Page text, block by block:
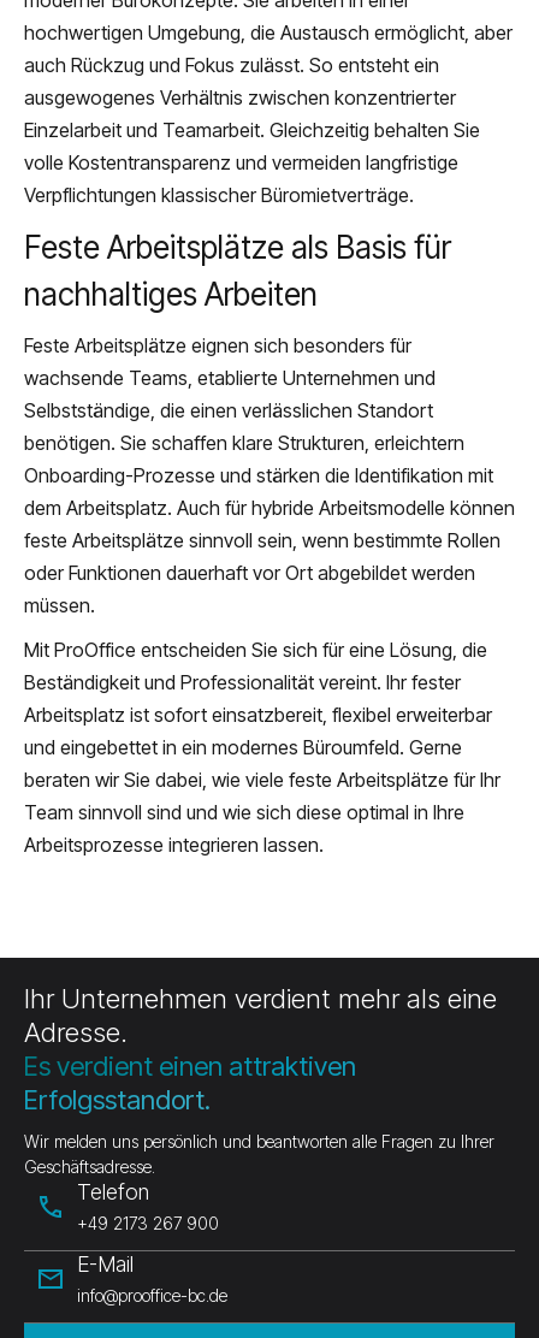
hochwertigen Umgebung, die Austausch ermöglicht, aber
auch Rückzug und Fokus zulässt. So entsteht ein
ausgewogenes Verhältnis zwischen konzentrierter
Einzelarbeit und Teamarbeit. Gleichzeitig behalten Sie
volle Kostentransparenz und vermeiden langfristige
Verpflichtungen klassischer Büromietverträge.
Feste Arbeitsplätze als Basis für
nachhaltiges Arbeiten
Feste Arbeitsplätze eignen sich besonders für
wachsende Teams, etablierte Unternehmen und
Selbstständige, die einen verlässlichen Standort
benötigen. Sie schaffen klare Strukturen, erleichtern
Onboarding-Prozesse und stärken die Identifikation mit
dem Arbeitsplatz. Auch für hybride Arbeitsmodelle können
feste Arbeitsplätze sinnvoll sein, wenn bestimmte Rollen
oder Funktionen dauerhaft vor Ort abgebildet werden
müssen.
Mit ProOffice entscheiden Sie sich für eine Lösung, die
Beständigkeit und Professionalität vereint. Ihr fester
Arbeitsplatz ist sofort einsatzbereit, flexibel erweiterbar
und eingebettet in ein modernes Büroumfeld. Gerne
beraten wir Sie dabei, wie viele feste Arbeitsplätze für Ihr
Team sinnvoll sind und wie sich diese optimal in Ihre
Arbeitsprozesse integrieren lassen.
Ihr Unternehmen verdient mehr als eine
Adresse.
Es verdient einen attraktiven
Erfolgsstandort.
Wir melden uns persönlich und beantworten alle Fragen zu Ihrer
Geschäftsadresse.
phone Telefon
+49 2173 267 900
mail E-Mail
info@prooffice-bc.de